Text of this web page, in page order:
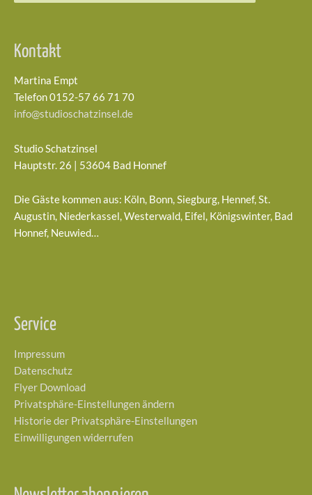
Kontakt
Martina Empt
Telefon 0152-57 66 71 70
info@studioschatzinsel.de
Studio Schatzinsel
Hauptstr. 26 | 53604 Bad Honnef
Die Gäste kommen aus: Köln, Bonn, Siegburg, Hennef, St.
Augustin, Niederkassel, Westerwald, Eifel, Königswinter, Bad
Honnef, Neuwied…
Service
Impressum
Datenschutz
Flyer Download
Privatsphäre-Einstellungen ändern
Historie der Privatsphäre-Einstellungen
Einwilligungen widerrufen